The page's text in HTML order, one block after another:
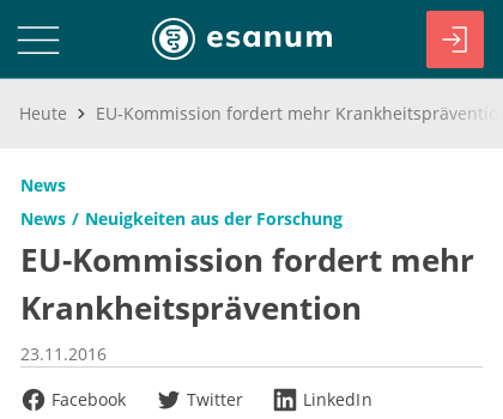
Heute EU-Kommission fordert mehr Krankheitsprävention
News
News
Neuigkeiten aus der Forschung
EU-Kommission fordert mehr
Krankheitsprävention
23.11.2016
Facebook
Twitter LinkedIn